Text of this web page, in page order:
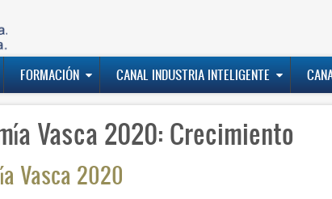
FORMACIÓN CANAL INDUSTRIA INTELIGENTE
Vasca 2020: Crecimiento
Vasca 2020